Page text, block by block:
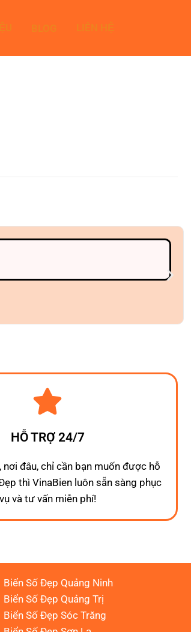
HỖ TRỢ 24/7
nơi đâu, chỉ cần bạn muốn được hỗ
thì VinaBien luôn sẵn sàng phục
vụ và tư vấn miễn phí!
Biển Số Đẹp Quảng Ninh
Biển Số Đẹp Quảng Trị
Biển Số Đẹp Sóc Trăng